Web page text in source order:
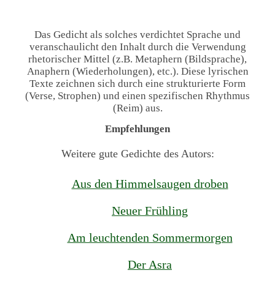
Das Gedicht als solches verdichtet Sprache und
veranschaulicht den Inhalt durch die Verwendung
rhetorischer Mittel (z.B. Metaphern (Bildsprache),
Anaphern (Wiederholungen), etc.). Diese lyrischen
Texte zeichnen sich durch eine strukturierte Form
(Verse, Strophen) und einen spezifischen Rhythmus
(Reim) aus.
Empfehlungen
Weitere gute Gedichte des Autors:
Aus den Himmelsaugen droben
Neuer Frühling
Am leuchtenden Sommermorgen
Der Asra